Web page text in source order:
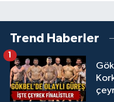
Trend Haberler
1